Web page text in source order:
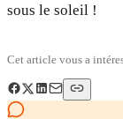
sous le soleil !
Cet article vous a